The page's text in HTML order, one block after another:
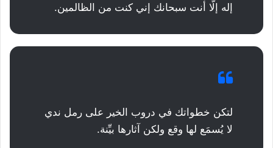
إله إلّا أنت سبحانك إني كنت من الظالمين.
لتكن خطواتك في دروب الخير على رمل ندي
لا يُسمَع لها وقع ولكن آثارها بيِّنة.